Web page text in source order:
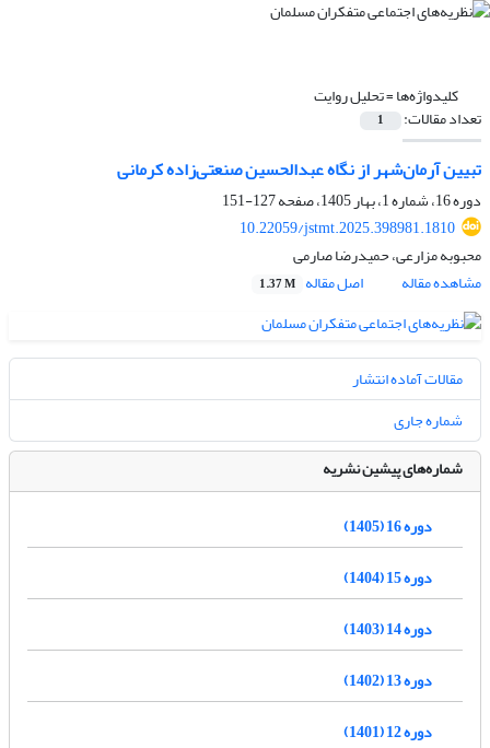
کلیدواژه‌ها =تحلیل روایت
تعداد مقالات: 1
تبیین آرمان‌شهر از نگاه عبدالحسین صنعتی‌زاده کرمانی
دوره 16، شماره 1، بهار 1405، صفحه
127-151
10.22059/jstmt.2025.398981.1810
محبوبه مزارعی، حمیدرضا صارمی
مشاهده مقاله
اصل مقاله 1.37 M
مقالات آماده انتشار
شماره جاری
شماره‌های پیشین نشریه
دوره 16 (1405)
دوره 15 (1404)
دوره 14 (1403)
دوره 13 (1402)
دوره 12 (1401)